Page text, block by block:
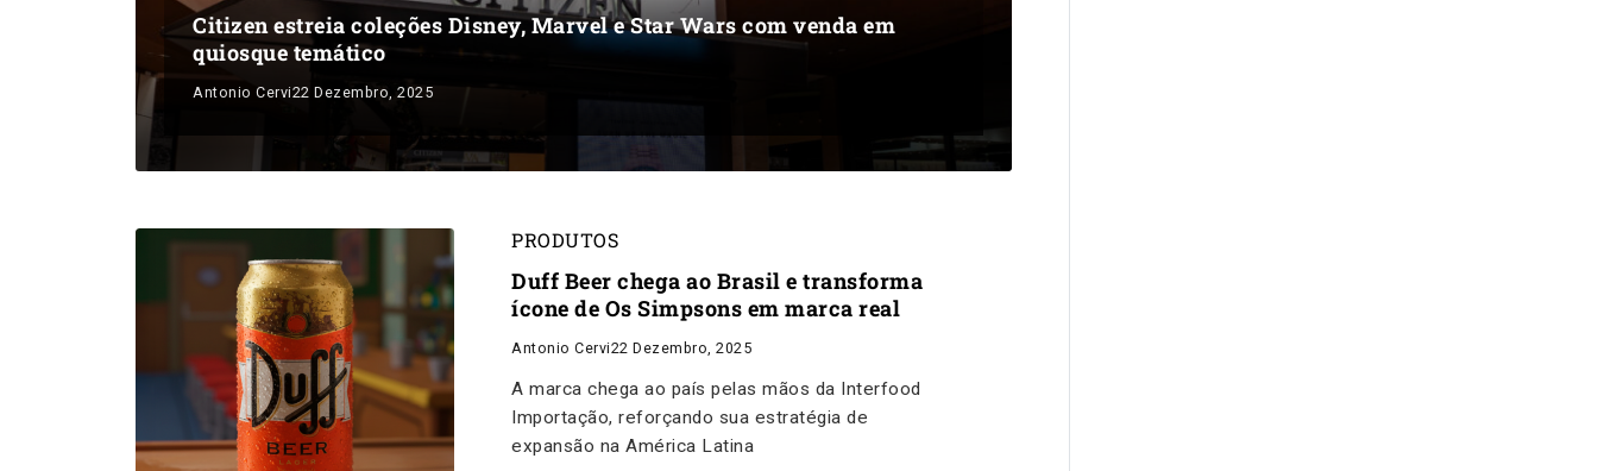
Citizen estreia coleções Disney, Marvel e Star Wars com venda em
quiosque temático
Antonio Cervi22 Dezembro, 2025
PRODUTOS
Duff Beer chega ao Brasil e transforma
ícone de Os Simpsons em marca real
Antonio Cervi22 Dezembro, 2025
A marca chega ao país pelas mãos da Interfood
Importação, reforçando sua estratégia de
expansão na América Latina